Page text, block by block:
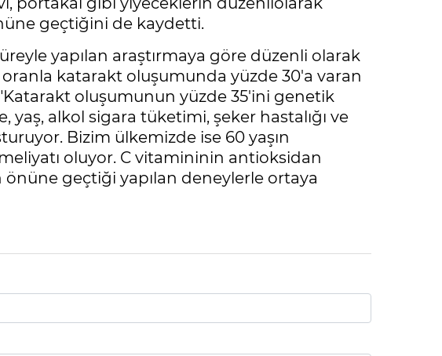
geçtiğini de kaydetti.
yapılan araştırmaya göre düzenli olarak
katarakt oluşumunda yüzde 30'a varan
oluşumunun yüzde 35'ini genetik
alkol sigara tüketimi, şeker hastalığı ve
Bizim ülkemizde ise 60 yaşın
oluyor. C vitamininin antioksidan
geçtiği yapılan deneylerle ortaya